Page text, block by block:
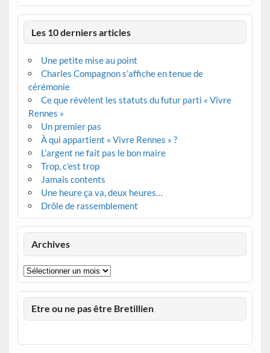
Les 10 derniers articles
Une petite mise au point
Charles Compagnon s’affiche en tenue de
cérémonie
Ce que révèlent les statuts du futur parti « Vivre
Rennes »
Un premier pas
À qui appartient « Vivre Rennes » ?
L’argent ne fait pas le bon maire
Trop, c’est trop
Jamais contents
Une heure ça va, deux heures…
Drôle de rassemblement
Archives
Archives
Etre ou ne pas être Bretillien